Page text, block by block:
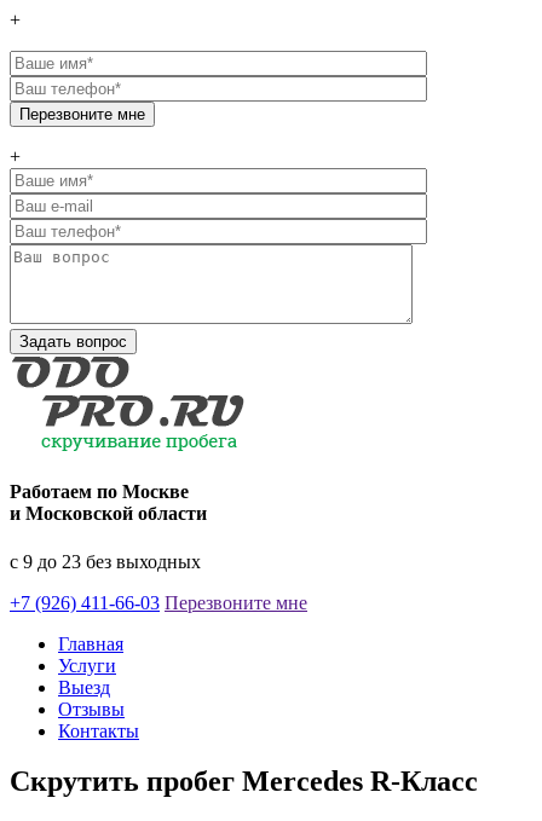
+
+
Работаем по Москве
и Московской области
с 9 до 23 без выходных
+7 (926) 411-66-03 Перезвоните мне
Главная
Услуги
Выезд
Отзывы
Контакты
Скрутить пробег Mercedes R-Класс